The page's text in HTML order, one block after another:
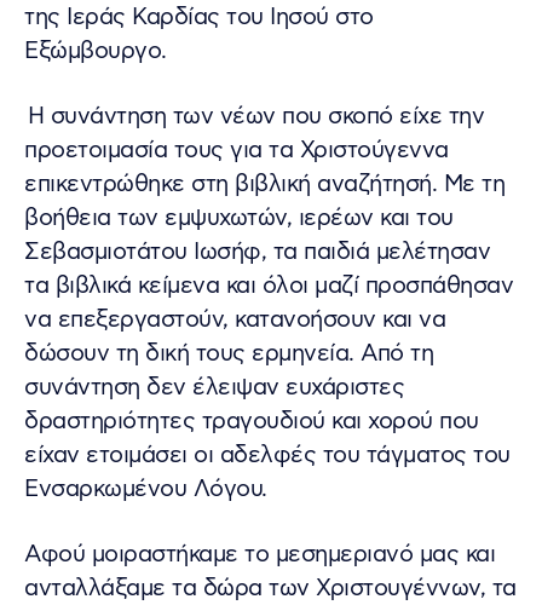
της Ιεράς Καρδίας του Ιησού στο
Εξώμβουργο.
Η συνάντηση των νέων που σκοπό είχε την
προετοιμασία τους για τα Χριστούγεννα
επικεντρώθηκε στη βιβλική αναζήτησή. Με τη
βοήθεια των εμψυχωτών, ιερέων και του
Σεβασμιοτάτου Ιωσήφ, τα παιδιά μελέτησαν
τα βιβλικά κείμενα και όλοι μαζί προσπάθησαν
να επεξεργαστούν, κατανοήσουν και να
δώσουν τη δική τους ερμηνεία. Από τη
συνάντηση δεν έλειψαν ευχάριστες
δραστηριότητες τραγουδιού και χορού που
είχαν ετοιμάσει οι αδελφές του τάγματος του
Ενσαρκωμένου Λόγου.
Αφού μοιραστήκαμε το μεσημεριανό μας και
ανταλλάξαμε τα δώρα των Χριστουγέννων, τα